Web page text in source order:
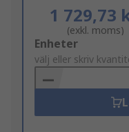
1 729,73
(exkl. moms)
Add
to
Basket
Enheter
välj eller skriv